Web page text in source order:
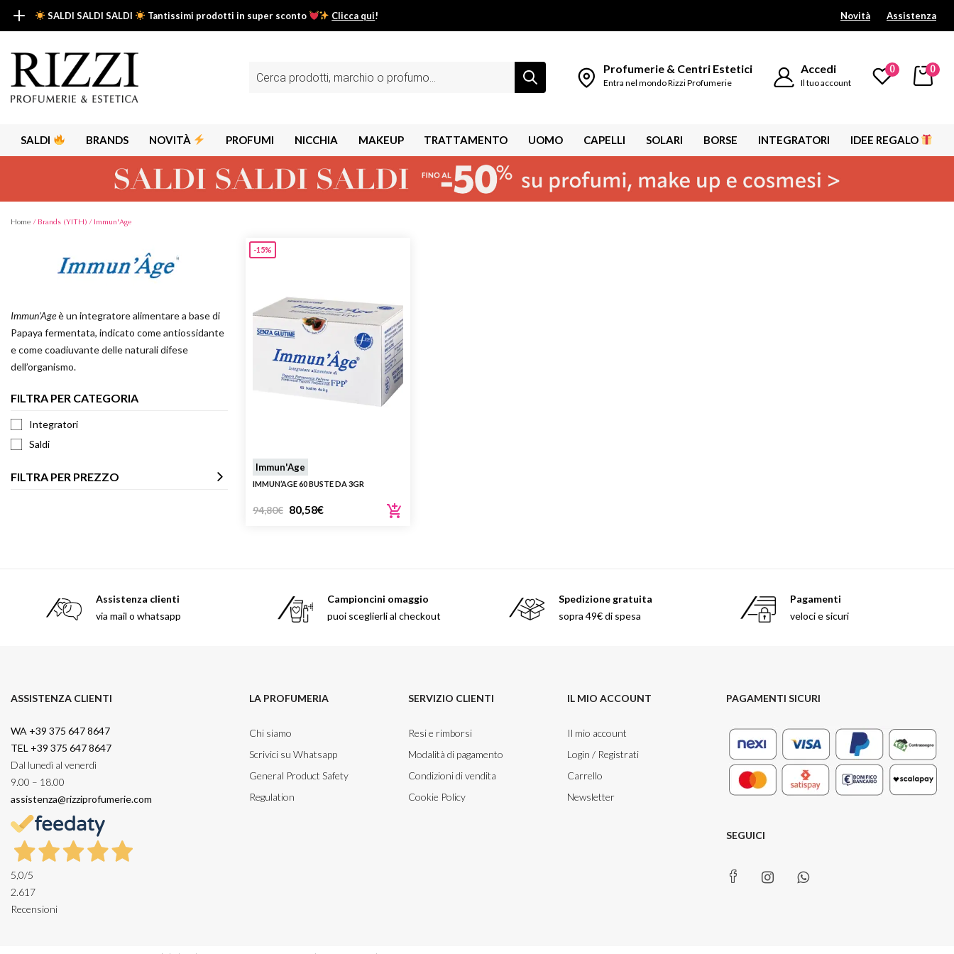
SALDI SALDI SALDI Tantissimi prodotti in super sconto Clicca qui!
SALDI SALDI SALDI
Fino al -50% su tantissimi prodotti beauty nella sezione saldi: il tuo glow estivo inizia da qui.
Scopri tutti i prodotti in super saldo!
Novità Assistenza
prodotti
Profumerie & Centri Estetici
Entra nel mondo Rizzi Profumerie
Accedi
Il tuo account
0 0
SALDI BRANDS
Armaf
Armani Beauty
Armani Parfums
Atkinsons
Atkinsons London 1799
NOVITÀ PROFUMI NICCHIA MAKEUP TRATTAMENTO UOMO CAPELLI SOLARI BORSE INTEGRATORI IDEE REGALO
Home / Brands (YITH) / Immun'Age
Immun’Ageè un integratore alimentare a base di
Papaya fermentata, indicato come antiossidante
e come coadiuvante delle naturali difese
dell’organismo.
FILTRA PER CATEGORIA
Integratori
Saldi
FILTRA PER PREZZO
-15%
Immun'Age
IMMUN’AGE 60 BUSTE DA 3GR
94,80€ 80,58€
Assistenza clienti
via mail o whatsapp
Campioncini omaggio
puoi sceglierli al checkout
Spedizione gratuita
sopra 49€ di spesa
Pagamenti
veloci e sicuri
ASSISTENZA CLIENTI
WA +39 375 647 8647
TEL +39 375 647 8647
Dal lunedì al venerdì
9.00 – 18.00
assistenza@rizziprofumerie.com
5,0/5
2.617
Recensioni
LA PROFUMERIA
Chi siamo
Scrivici su Whatsapp
General Product Safety
Regulation
SERVIZIO CLIENTI
Resi e rimborsi
Modalità di pagamento
Condizioni di vendita
Cookie Policy
IL MIO ACCOUNT
Il mio account
Login / Registrati
Carrello
Newsletter
PAGAMENTI SICURI
SEGUICI